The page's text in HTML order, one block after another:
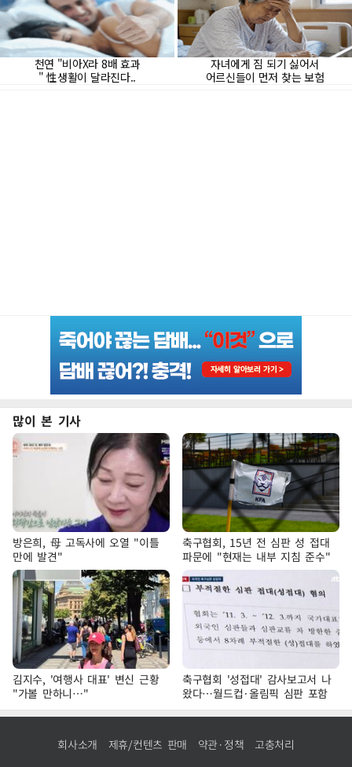
많이 본 기사
방은희, 母 고독사에 오열 "이틀
만에 발견"
축구협회, 15년 전 심판 성 접대
파문에 "현재는 내부 지침 준수"
김지수, '여행사 대표' 변신 근황
"가볼 만하니…"
축구협회 '성접대' 감사보고서 나
왔다…월드컵·올림픽 심판 포함
회사소개 제휴/컨텐츠 판매 약관·정책 고충처리